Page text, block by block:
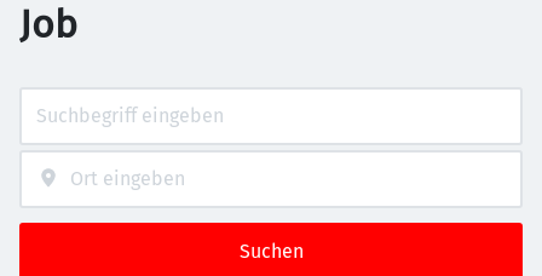
Job
Suchen